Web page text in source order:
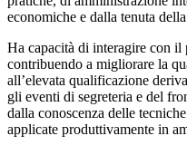
economiche e dalla tenuta
Ha capacità di interagire con il
contribuendo a migliorare la
all’elevata qualificazione
gli eventi di segreteria e del
dalla conoscenza delle
applicate produttivamente in